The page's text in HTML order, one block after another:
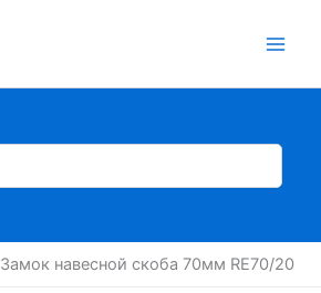
Замок навесной скоба 70мм RE70/20